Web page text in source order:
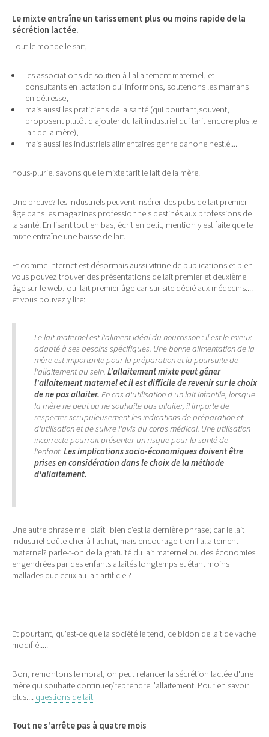
Le mixte entraîne un tarissement plus ou moins rapide de la
sécrétion lactée.
Tout le monde le sait,
les associations de soutien à l'allaitement maternel, et
consultants en lactation qui informons, soutenons les mamans
en détresse,
mais aussi les praticiens de la santé (qui pourtant,souvent,
proposent plutôt d'ajouter du lait industriel qui tarit encore plus le
lait de la mère),
mais aussi les industriels alimentaires genre danone nestlé....
nous-pluriel savons que le mixte tarit le lait de la mère.
Une preuve? les industriels peuvent insérer des pubs de lait premier
âge dans les magazines professionnels destinés aux professions de
la santé. En lisant tout en bas, écrit en petit, mention y est faite que le
mixte entraîne une baisse de lait.
Et comme Internet est désormais aussi vitrine de publications et bien
vous pouvez trouver des présentations de lait premier et deuxième
âge sur le web, oui lait premier âge car sur site dédié aux médecins....
et vous pouvez y lire:
Le lait maternel est l'aliment idéal du nourrisson : il est le mieux
adapté à ses besoins spécifiques. Une bonne alimentation de la
mère est importante pour la préparation et la poursuite de
l'allaitement au sein. L'allaitement mixte peut gêner
l'allaitement maternel et il est difficile de revenir sur le choix
de ne pas allaiter. En cas d'utilisation d'un lait infantile, lorsque
la mère ne peut ou ne souhaite pas allaiter, il importe de
respecter scrupuleusement les indications de préparation et
d'utilisation et de suivre l'avis du corps médical. Une utilisation
incorrecte pourrait présenter un risque pour la santé de
l'enfant. Les implications socio-économiques doivent être
prises en considération dans le choix de la méthode
d'allaitement.
Une autre phrase me "plaît" bien c'est la dernière phrase; car le lait
industriel coûte cher à l'achat, mais encourage-t-on l'allaitement
maternel? parle-t-on de la gratuité du lait maternel ou des économies
engendrées par des enfants allaités longtemps et étant moins
mallades que ceux au lait artificiel?
Et pourtant, qu'est-ce que la société le tend, ce bidon de lait de vache
modifié.....
Bon, remontons le moral, on peut relancer la sécrétion lactée d'une
mère qui souhaite continuer/reprendre l'allaitement. Pour en savoir
plus.... questions de lait
Tout ne s'arrête pas à quatre mois